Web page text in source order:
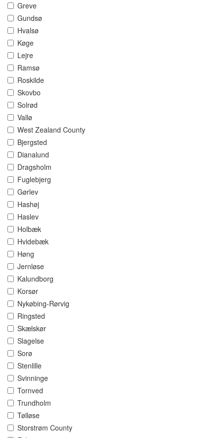
Greve
Gundsø
Hvalsø
Køge
Lejre
Ramsø
Roskilde
Skovbo
Solrød
Vallø
West Zealand County
Bjergsted
Dianalund
Dragsholm
Fuglebjerg
Gørlev
Hashøj
Haslev
Holbæk
Hvidebæk
Høng
Jernløse
Kalundborg
Korsør
Nykøbing-Rørvig
Ringsted
Skælskør
Slagelse
Sorø
Stenlille
Svinninge
Tornved
Trundholm
Tølløse
Storstrøm County